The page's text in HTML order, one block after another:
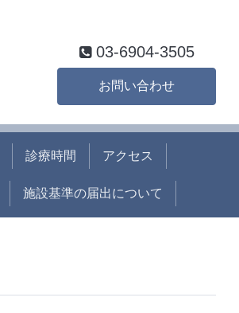
03-6904-3505
お問い合わせ
診療時間 アクセス
施設基準の届出について